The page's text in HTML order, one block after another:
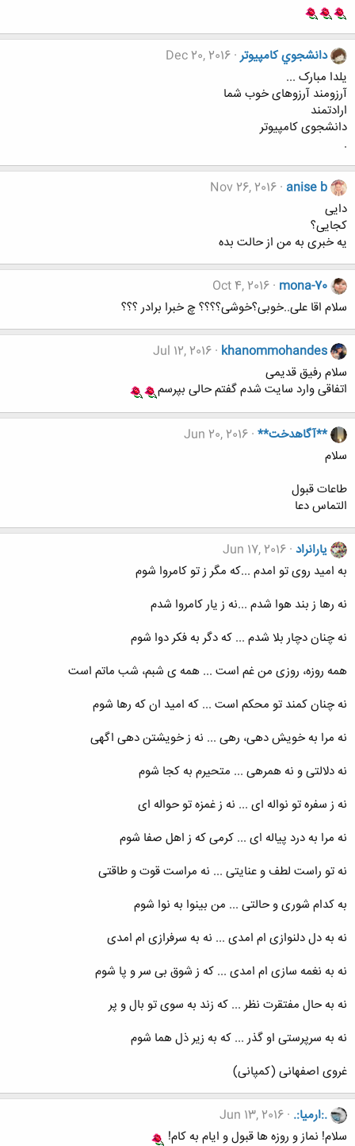
دانشجوي كامپيوتر Dec 20, 2016
یلدا مبارک ...
آرزومند آرزوهای خوب شما
ارادتمند
دانشجوی کامپیوتر
.
anise b
Nov 26, 2016
دایی
کجایی؟
یه خبری به من از حالت بده
mona-70
Oct 4, 2016
سلام اقا علی..خوبی؟خوشی؟؟؟؟ چ خبرا برادر ؟؟؟
khanommohandes
Jul 12, 2016
سلام رفیق قدیمی
اتفاقی وارد سایت شدم گفتم حالی بپرسم
**آگاهدخت** Jun 20, 2016
سلام
طاعات قبول
التماس دعا
یارانراد Jun 17, 2016
به امید روی تو امدم ...که مگر ز تو کامروا شوم
نه رها ز بند هوا شدم ...نه ز یار کامروا شدم
نه چنان دچار بلا شدم ... که دگر به فکر دوا شوم
همه روزه، روزی من غم است ... همه ی شبم، شب ماتم است
نه چنان کمند تو محکم است ... که امید ان که رها شوم
نه مرا به خویش دهی، رهی ... نه ز خویشتن دهی اگهی
نه دلالتی و نه همرهی ... متحیرم به کجا شوم
نه ز سفره تو نواله ای ... نه ز غمزه تو حواله ای
نه مرا به درد پیاله ای ... کرمی که ز اهل صفا شوم
نه تو راست لطف و عنایتی ... نه مراست قوت و طاقتی
به کدام شوری و حالتی ... من بینوا به نوا شوم
نه به دل دلنوازی ام امدی ... نه به سرفرازی ام امدی
نه به نغمه سازی ام امدی ... که ز شوق بی سر و پا شوم
نه به حال مفتقرت نظر ... که زند به سوی تو بال و پر
نه به سرپرستی او گذر ... که به زیر ذل هما شوم
غروی اصفهانی (کمپانی)
.:ارمیا:. Jun 13, 2016
سلام! نماز و روزه ها قبول و ایام به کام!